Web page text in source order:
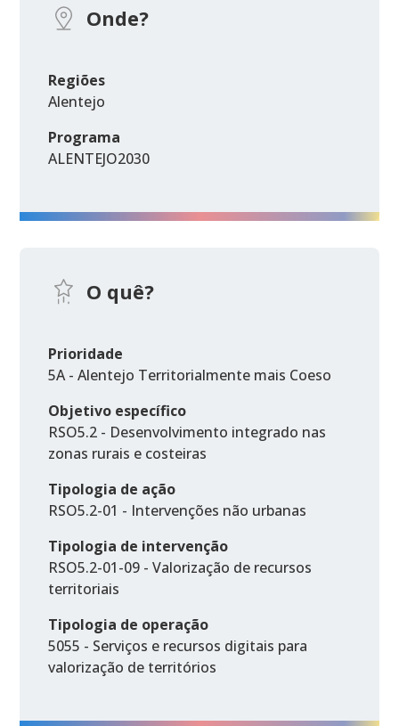
Onde?
Regiões
Alentejo
Programa
ALENTEJO2030
O quê?
Prioridade
5A - Alentejo Territorialmente mais Coeso
Objetivo específico
RSO5.2 - Desenvolvimento integrado nas
zonas rurais e costeiras
Tipologia de ação
RSO5.2-01 - Intervenções não urbanas
Tipologia de intervenção
RSO5.2-01-09 - Valorização de recursos
territoriais
Tipologia de operação
5055 - Serviços e recursos digitais para
valorização de territórios